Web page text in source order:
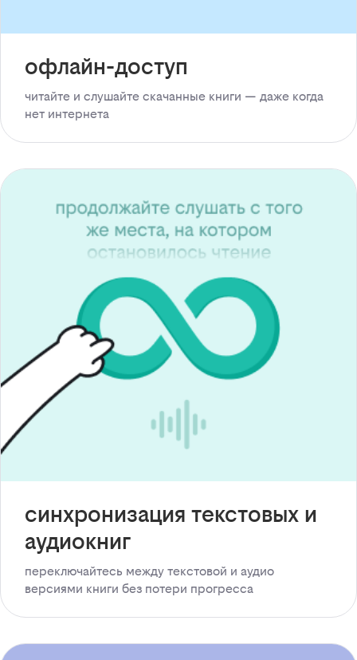
офлайн-доступ
читайте и слушайте скачанные книги — даже когда
нет интернета
синхронизация текстовых и
аудиокниг
переключайтесь между текстовой и аудио
версиями книги без потери прогресса